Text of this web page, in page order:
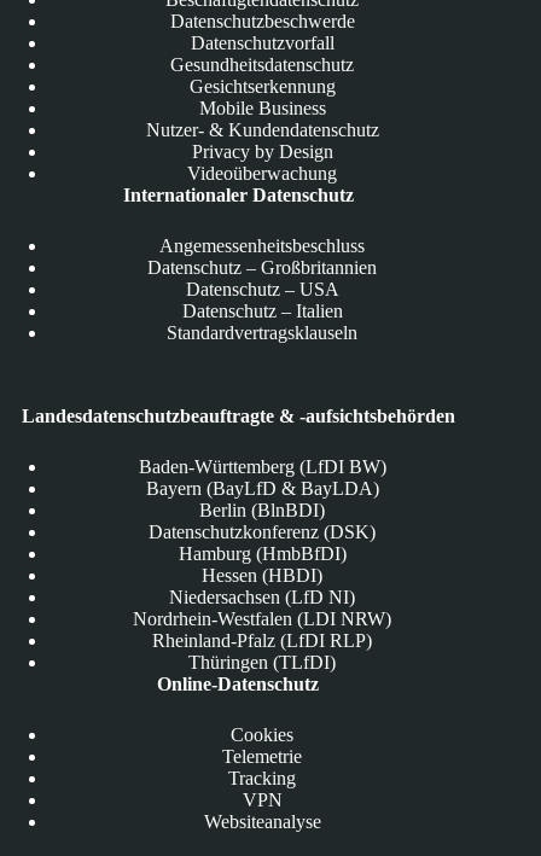
Datenschutzbeschwerde
Datenschutzvorfall
Gesundheitsdatenschutz
Gesichtserkennung
Mobile Business
Nutzer- & Kundendatenschutz
Privacy by Design
Videoüberwachung
Internationaler Datenschutz
Angemessenheitsbeschluss
Datenschutz – Großbritannien
Datenschutz – USA
Datenschutz – Italien
Standardvertragsklauseln
Landesdatenschutzbeauftragte & -aufsichtsbehörden
Baden-Württemberg (LfDI BW)
Bayern (BayLfD & BayLDA)
Berlin (BlnBDI)
Datenschutzkonferenz (DSK)
Hamburg (HmbBfDI)
Hessen (HBDI)
Niedersachsen (LfD NI)
Nordrhein-Westfalen (LDI NRW)
Rheinland-Pfalz (LfDI RLP)
Thüringen (TLfDI)
Online-Datenschutz
Cookies
Telemetrie
Tracking
VPN
Websiteanalyse